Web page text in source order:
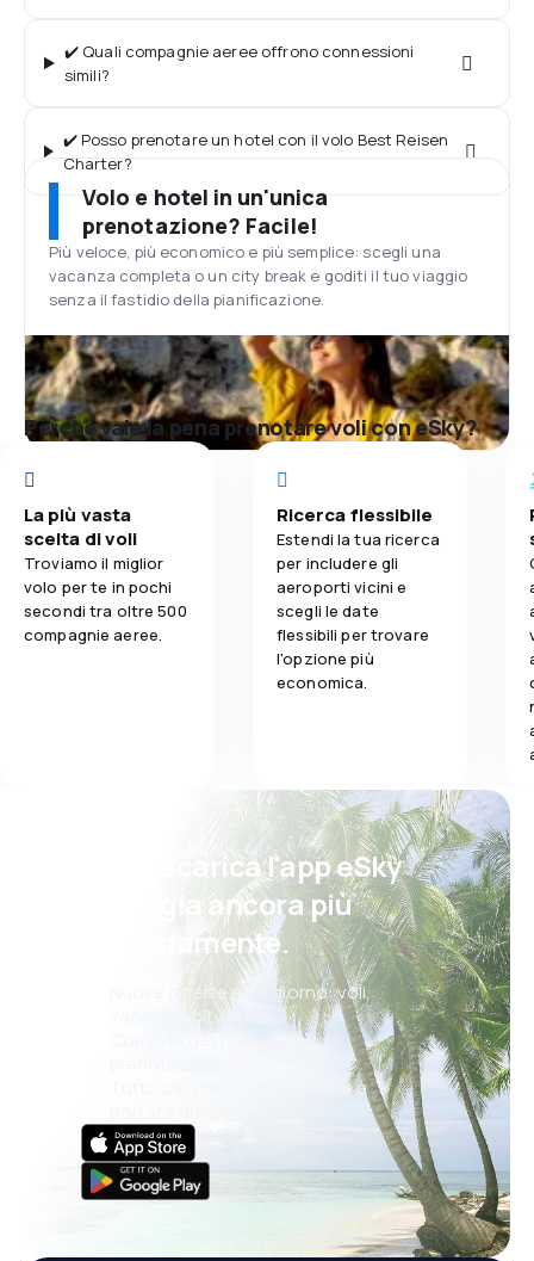
✔️ Quali compagnie aeree offrono connessioni
simili?
✔️ Posso prenotare un hotel con il volo Best Reisen
Charter?
Volo e hotel in un'unica
prenotazione? Facile!
Più veloce, più economico e più semplice: scegli una
vacanza completa o un city break e goditi il tuo viaggio
senza il fastidio della pianificazione.
Perché vale la pena prenotare voli con eSky?
La più vasta
scelta di voli
Troviamo il miglior
volo per te in pochi
secondi tra oltre 500
compagnie aeree.
Ricerca flessibile
Estendi la tua ricerca
per includere gli
aeroporti vicini e
scegli le date
flessibili per trovare
l'opzione più
economica.
Psst! Scarica l'app eSky
e viaggia ancora più
comodamente.
Nuove offerte ogni giorno: voli,
vacanze, city break
Comoda gestione delle
Tutto ciò che conta, sempre a